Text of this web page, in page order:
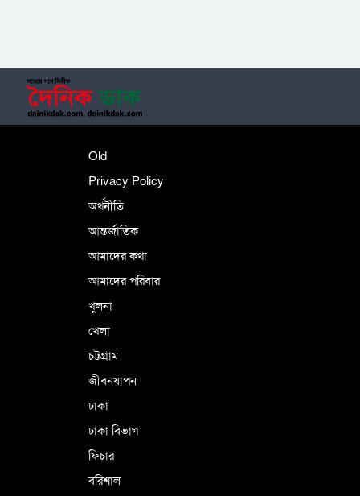
Old
Privacy Policy
অর্থনীতি
আন্তর্জাতিক
আমাদের কথা
আমাদের পরিবার
খুলনা
খেলা
চট্টগ্রাম
জীবনযাপন
ঢাকা
ঢাকা বিভাগ
ফিচার
বরিশাল